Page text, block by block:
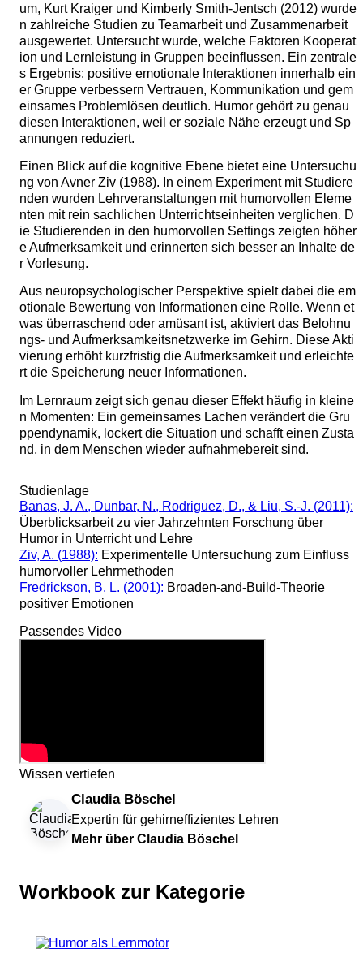
um, Kurt Kraiger und Kimberly Smith-Jentsch (2012) wurde
n zahlreiche Studien zu Teamarbeit und Zusammenarbeit
ausgewertet. Untersucht wurde, welche Faktoren Kooperat
ion und Lernleistung in Gruppen beeinflussen. Ein zentrale
s Ergebnis: positive emotionale Interaktionen innerhalb ein
er Gruppe verbessern Vertrauen, Kommunikation und gem
einsames Problemlösen deutlich. Humor gehört zu genau
diesen Interaktionen, weil er soziale Nähe erzeugt und Sp
annungen reduziert.
Einen Blick auf die kognitive Ebene bietet eine Untersuchu
ng von Avner Ziv (1988). In einem Experiment mit Studiere
nden wurden Lehrveranstaltungen mit humorvollen Eleme
nten mit rein sachlichen Unterrichtseinheiten verglichen. D
ie Studierenden in den humorvollen Settings zeigten höher
e Aufmerksamkeit und erinnerten sich besser an Inhalte de
r Vorlesung.
Aus neuropsychologischer Perspektive spielt dabei die em
otionale Bewertung von Informationen eine Rolle. Wenn et
was überraschend oder amüsant ist, aktiviert das Belohnu
ngs- und Aufmerksamkeitsnetzwerke im Gehirn. Diese Akti
vierung erhöht kurzfristig die Aufmerksamkeit und erleichte
rt die Speicherung neuer Informationen.
Im Lernraum zeigt sich genau dieser Effekt häufig in kleine
n Momenten: Ein gemeinsames Lachen verändert die Gru
ppendynamik, lockert die Situation und schafft einen Zusta
nd, in dem Menschen wieder aufnahmebereit sind.
Studienlage
Banas, J. A., Dunbar, N., Rodriguez, D., & Liu, S.-J. (2011):
Überblicksarbeit zu vier Jahrzehnten Forschung über
Humor in Unterricht und Lehre
Ziv, A. (1988): Experimentelle Untersuchung zum Einfluss
humorvoller Lehrmethoden
Fredrickson, B. L. (2001): Broaden-and-Build-Theorie
positiver Emotionen
Passendes Video
Wissen vertiefen
Claudia Böschel
Expertin für gehirneffizientes Lehren
Mehr über Claudia Böschel
Workbook zur Kategorie